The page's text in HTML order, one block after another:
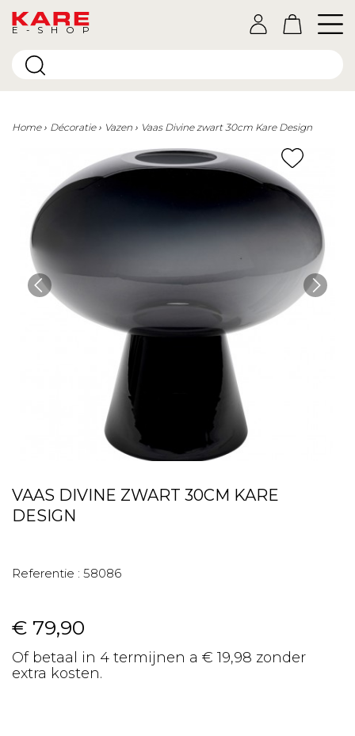
E-SHOP
Home Décoratie Vazen Vaas Divine zwart 30cm Kare Design
VAAS DIVINE ZWART 30CM KARE
DESIGN
Referentie : 58086
€ 79,90
Of betaal in 4 termijnen a € 19,98 zonder
extra kosten.